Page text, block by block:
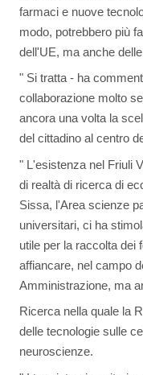
farmaci e nuove
modo, potrebbero più
dell'UE, ma anche
" Si tratta - ha
collaborazione molto
ancora una volta la
del cittadino al centro
" L'esistenza nel Friuli
di realtà di ricerca di
Sissa, l'Area scienze
universitari, ci ha
utile per la raccolta dei
affiancare, nel campo
Amministrazione, ma
Ricerca nella quale la
delle tecnologie sulle
neuroscienze.